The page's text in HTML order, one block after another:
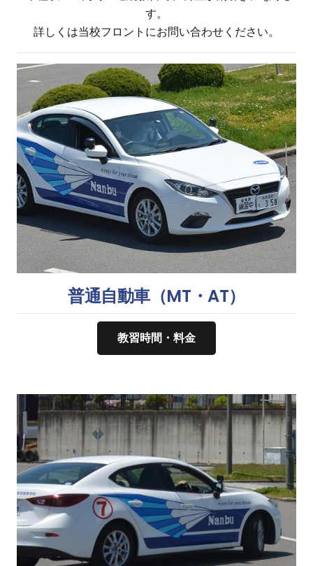
す。
詳しくは当校フロントにお問い合わせください。
普通自動車（MT・AT）
教習時間・料金